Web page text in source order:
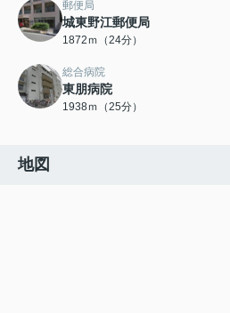
郵便局
城東野江郵便局
1872ｍ（24分）
総合病院
東朋病院
1938ｍ（25分）
地図